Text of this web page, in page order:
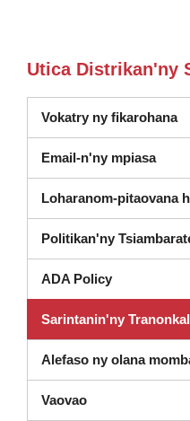
Utica Distrikan'ny
Vokatry ny fikarohana
Email-n'ny mpiasa
Loharanom-pitaovana
Politikan'ny
ADA Policy
Sarintanin'ny
Alefaso ny olana
Vaovao